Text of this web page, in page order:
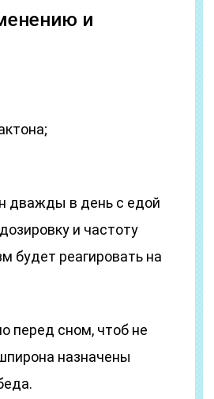
и
дважды в день с едой
и частоту
будет реагировать на
перед сном, чтоб не
назначены